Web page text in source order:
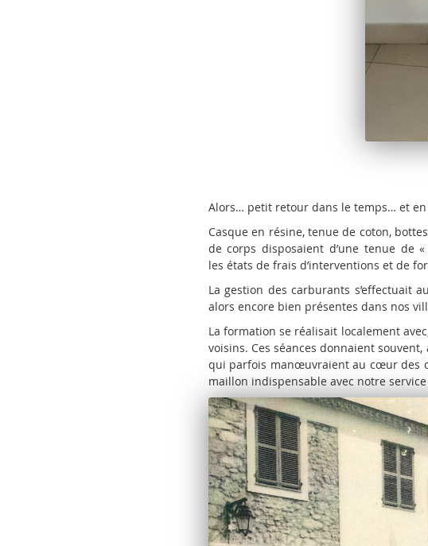
Alors… petit retour dans le temps… et
Casque en résine, tenue de coton,
de corps disposaient d’une tenue de
les états de frais d’interventions et de
La gestion des carburants s’effectuait
alors encore bien présentes dans nos
La formation se réalisait localement
voisins. Ces séances donnaient
qui parfois manœuvraient au cœur des
maillon indispensable avec notre